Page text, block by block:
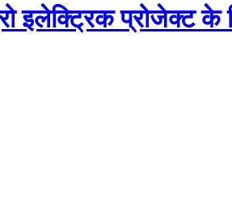
प्रोजेक्ट के